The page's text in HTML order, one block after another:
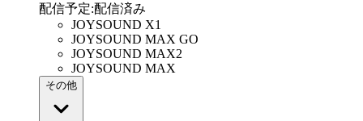
配信予定:配信済み
JOYSOUND X1
JOYSOUND MAX GO
JOYSOUND MAX2
JOYSOUND MAX
その他